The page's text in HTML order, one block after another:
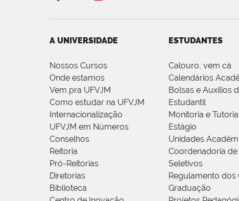
A UNIVERSIDADE
Nossos Cursos
Onde estamos
Vem pra UFVJM
Como estudar na UFVJM
Internacionalização
UFVJM em Números
Conselhos
Reitoria
Pró-Reitorias
Diretorias
Biblioteca
ESTUDANTES
Calouro, vem cá
Calendários
Bolsas e Auxílios
Estudantil
Monitoria e Tutoria
Estágio
Unidades
Coordenadoria
Seletivos
Regulamento dos
Graduação